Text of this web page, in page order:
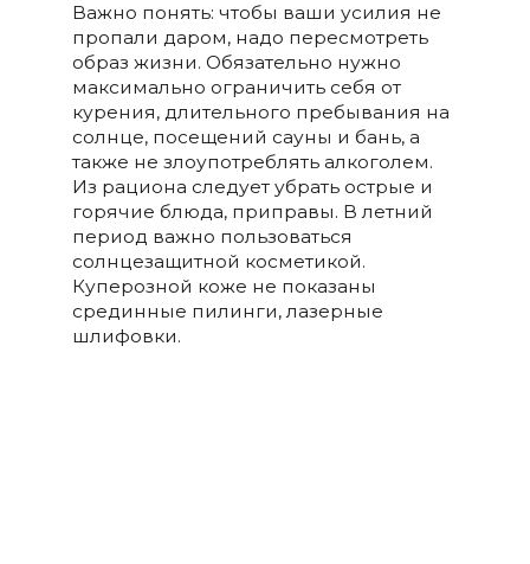
Важно понять: чтобы ваши усилия не
пропали даром, надо пересмотреть
образ жизни. Обязательно нужно
максимально ограничить себя от
курения, длительного пребывания на
солнце, посещений сауны и бань, а
также не злоупотреблять алкоголем.
Из рациона следует убрать острые и
горячие блюда, приправы. В летний
период важно пользоваться
солнцезащитной косметикой.
Куперозной коже не показаны
срединные пилинги, лазерные
шлифовки.